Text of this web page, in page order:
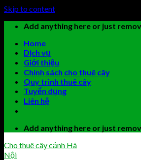
Skip to content
Add anything here or just
Home
Dịch vụ
Giới thiệu
Chính sách cho thuê cây
Quy trình thuê cây
Tuyển dụng
Liên hệ
Add anything here or just
Cho thuê cây cảnh Hà
Nội